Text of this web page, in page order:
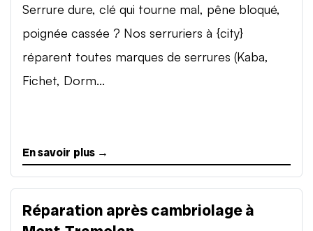
Serrure dure, clé qui tourne mal, pêne bloqué,
poignée cassée ? Nos serruriers à {city}
réparent toutes marques de serrures (Kaba,
Fichet, Dorm...
En savoir plus →
Réparation après cambriolage à